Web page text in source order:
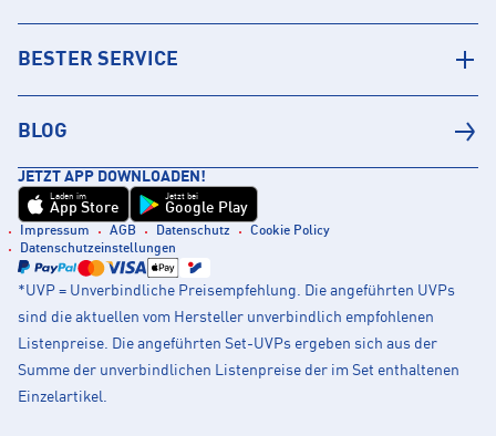
BESTER SERVICE
BLOG
JETZT APP DOWNLOADEN!
Laden im
App Store
Jetzt bei
Google Play
Impressum AGB Datenschutz
Cookie Policy
Datenschutzeinstellungen
*UVP = Unverbindliche Preisempfehlung. Die angeführten UVPs
sind die aktuellen vom Hersteller unverbindlich empfohlenen
Listenpreise. Die angeführten Set-UVPs ergeben sich aus der
Summe der unverbindlichen Listenpreise der im Set enthaltenen
Einzelartikel.